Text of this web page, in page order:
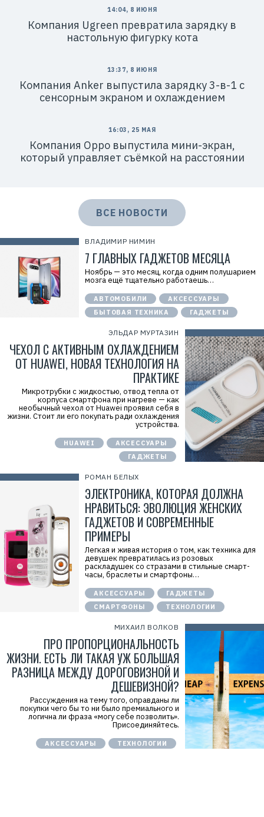
ВЛАДИМИР НИМИН
7 ГЛАВНЫХ ГАДЖЕТОВ МЕСЯЦА
Ноябрь — это месяц, когда одним полушарием
мозга ещё тщательно работаешь…
АВТОМОБИЛИ
АКСЕССУАРЫ
БЫТОВАЯ ТЕХНИКА
ГАДЖЕТЫ
ЭЛЬДАР МУРТАЗИН
ЧЕХОЛ С АКТИВНЫМ ОХЛАЖДЕНИЕМ
ОТ HUAWEI, НОВАЯ ТЕХНОЛОГИЯ НА
ПРАКТИКЕ
Микротрубки с жидкостью, отвод тепла от
корпуса смартфона при нагреве — как
необычный чехол от Huawei проявил себя в
жизни. Стоит ли его покупать ради охлаждения
устройства.
HUAWEI
АКСЕССУАРЫ
ГАДЖЕТЫ
РОМАН БЕЛЫХ
ЭЛЕКТРОНИКА, КОТОРАЯ ДОЛЖНА
НРАВИТЬСЯ: ЭВОЛЮЦИЯ ЖЕНСКИХ
ГАДЖЕТОВ И СОВРЕМЕННЫЕ
ПРИМЕРЫ
Легкая и живая история о том, как техника для
девушек превратилась из розовых
раскладушек со стразами в стильные смарт-
часы, браслеты и смартфоны…
АКСЕССУАРЫ
ГАДЖЕТЫ
СМАРТФОНЫ
ТЕХНОЛОГИИ
МИХАИЛ ВОЛКОВ
ПРО ПРОПОРЦИОНАЛЬНОСТЬ
ЖИЗНИ. ЕСТЬ ЛИ ТАКАЯ УЖ БОЛЬШАЯ
РАЗНИЦА МЕЖДУ ДОРОГОВИЗНОЙ И
ДЕШЕВИЗНОЙ?
Рассуждения на тему того, оправданы ли
покупки чего бы то ни было премиального и
логична ли фраза «могу себе позволить».
Присоединяйтесь.
АКСЕССУАРЫ ТЕХНОЛОГИИ
14:04, 8 ИЮНЯ
Компания Ugreen превратила зарядку в
настольную фигурку кота
13:37, 8 ИЮНЯ
Компания Anker выпустила зарядку 3-в-1 с
сенсорным экраном и охлаждением
16:03, 25 МАЯ
Компания Oppo выпустила мини-экран,
который управляет съёмкой на расстоянии
ВСЕ НОВОСТИ